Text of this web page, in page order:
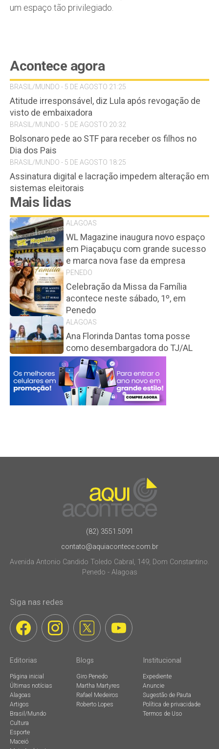
um espaço tão privilegiado.
Acontece agora
BRASIL/MUNDO - 5 DE AGOSTO 21:25
Atitude irresponsável, diz Lula após revogação de
visto de embaixadora
BRASIL/MUNDO - 5 DE AGOSTO 20:32
Bolsonaro pede ao STF para receber os filhos no
Dia dos Pais
BRASIL/MUNDO - 5 DE AGOSTO 18:25
Assinatura digital e lacração impedem alteração em
sistemas eleitorais
Mais lidas
ALAGOAS
WL Magazine inaugura novo espaço
em Piaçabuçu com grande sucesso
e marca nova fase da empresa
PENEDO
Celebração da Missa da Família
acontece neste sábado, 1º, em
Penedo
ALAGOAS
Ana Florinda Dantas toma posse
como desembargadora do TJ/AL
(82) 3551.5091
contato@aquiacontece.com.br
Avenida Antonio Candido Toledo Cabral, 149, Dom Constantino.
Penedo - Alagoas
Siga nas redes
Editorias
Página inicial
Últimas notícias
Alagoas
Artigos
Brasil/Mundo
Cultura
Esporte
Maceió
Blogs
Giro Penedo
Martha Martyres
Rafael Medeiros
Roberto Lopes
Institucional
Expediente
Anuncie
Sugestão de Pauta
Política de privacidade
Termos de Uso